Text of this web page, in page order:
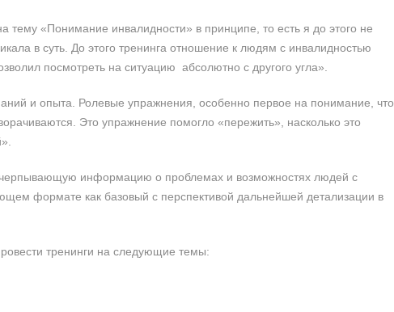
тему «Понимание инвалидности» в принципе, то есть я до этого не
в суть. До этого тренинга отношение к людям с инвалидностью
посмотреть на ситуацию абсолютно с другого угла».
и опыта. Ролевые упражнения, особенно первое на понимание, что
Это упражнение помогло «пережить», насколько это
информацию о проблемах и возможностях людей с
формате как базовый с перспективой дальнейшей детализации в
тренинги на следующие темы: